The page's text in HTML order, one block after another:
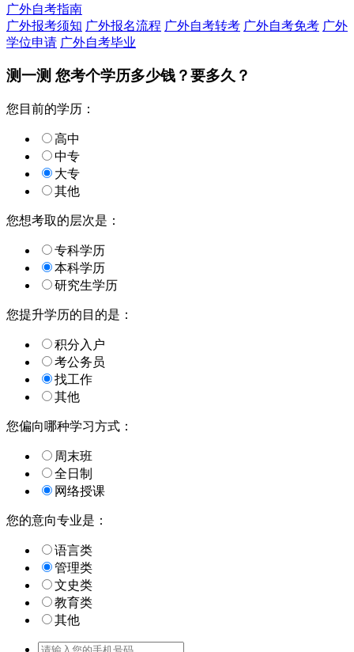
广外自考指南
广外报考须知 广外报名流程 广外自考转考 广外自考免考 广外
学位申请 广外自考毕业
测一测 您考个学历多少钱？要多久？
您目前的学历：
高中
中专
大专
其他
您想考取的层次是：
专科学历
本科学历
研究生学历
您提升学历的目的是：
积分入户
考公务员
找工作
其他
您偏向哪种学习方式：
周末班
全日制
网络授课
您的意向专业是：
语言类
管理类
文史类
教育类
其他